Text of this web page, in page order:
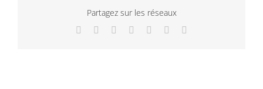
Partagez sur les réseaux
Facebook
TwitterLinkedInWhatsApp
TumblrPinterest